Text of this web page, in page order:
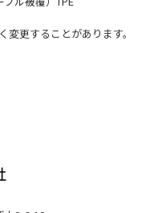
更することがあります。